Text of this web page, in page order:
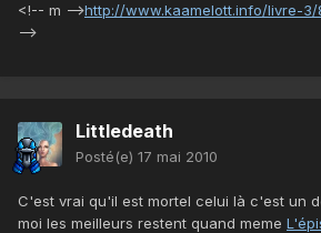
<!-- m -->http://www.kaamelott.info/livre-3/
-->
Littledeath
Posté(e) 17 mai 2010
C'est vrai qu'il est mortel celui là c'est un
moi les meilleurs restent quand meme